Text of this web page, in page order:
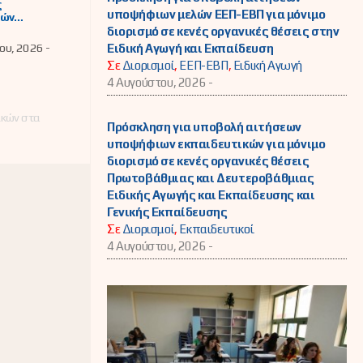
μονάδες
2026 -
στα
υποψήφιων μελών ΕΕΠ-ΕΒΠ για μόνιμο
διορισμό σε κενές οργανικές θέσεις στην
Ειδική Αγωγή και Εκπαίδευση
ΣεΔιορισμοί, ΕΕΠ-ΕΒΠ, Ειδική Αγωγή
4 Αυγούστου, 2026 -
Πρόσκληση για υποβολή αιτήσεων
υποψήφιων εκπαιδευτικών για μόνιμο
διορισμό σε κενές οργανικές θέσεις
Πρωτοβάθμιας και Δευτεροβάθμιας
Ειδικής Αγωγής και Εκπαίδευσης και
Γενικής Εκπαίδευσης
ΣεΔιορισμοί, Εκπαιδευτικοί
4 Αυγούστου, 2026 -